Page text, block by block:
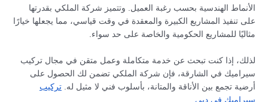
الأنماط الهندسية بحسب رغبة العميل. وتتميز شركة الملكي بقدرتها
على تنفيذ المشاريع الكبيرة والمعقدة في وقت قياسي، مما يجعلها خيارًا
مثاليًا للمشاريع الحكومية والخاصة على حد سواء.
لذلك، إذا كنت تبحث عن خدمة متكاملة وعمل متقن في مجال تركيب
سيراميك في الشارقة، فإن شركة الملكي تضمن لك الحصول على
أرضية تجمع بين الأناقة والمتانة، بأسلوب فني لا مثيل له.تركيب
سيراميك في دبي